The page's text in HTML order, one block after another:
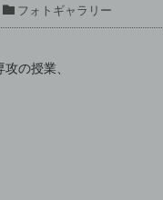
フォトギャラリー
の授業、